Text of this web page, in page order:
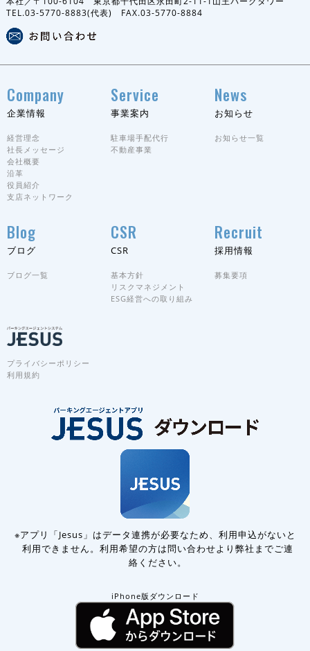
TEL.03-5770-8883(代表) FAX.03-5770-8884
Company
企業情報
経営理念
社長メッセージ
会社概要
沿革
役員紹介
支店ネットワーク
Service
事業案内
駐車場手配代行
不動産事業
News
お知らせ
お知らせ一覧
Blog
ブログ
ブログ一覧
CSR
CSR
基本方針
リスクマネジメント
ESG経営への取り組み
Recruit
採用情報
募集要項
プライバシーポリシー
利用規約
※アプリ「Jesus」はデータ連携が必要なため、利用申込がないと
利用できません。 利用希望の方は問い合わせより弊社までご連
絡ください。
iPhone版ダウンロード